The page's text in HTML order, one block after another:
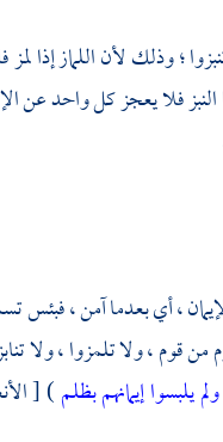
؛ وذلك لأن اللماز إذا
فلا يعجز كل واحد عن
، أي بعدما آمن ،
من قوم ، ولا تلمزوا ، ولا
يلبسوا إيمانهم بظلم